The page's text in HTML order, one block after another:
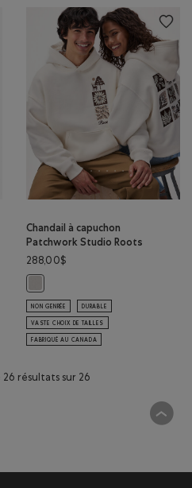
Canada: ROUGE SAUGE
Chandail à capuchon
Patchwork Studio Roots
288,00$
NON GENRÉE DURABLE
VASTE CHOIX DE TAILLES
FABRIQUÉ AU CANADA
résultats sur 26